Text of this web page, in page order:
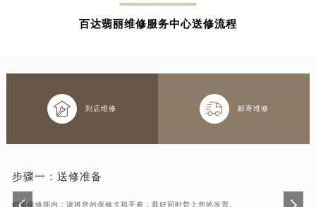
百达翡丽维修服务中心送修流程
 到店维修  邮寄维修
步骤一： 送修准备
销售保修期内：请将您的保修卡和手表，最好同时带上您的发票。